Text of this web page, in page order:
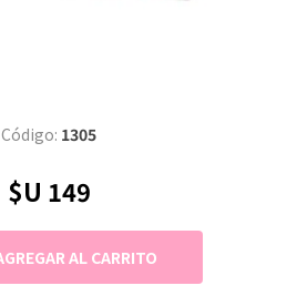
Código: 1305
$U 149